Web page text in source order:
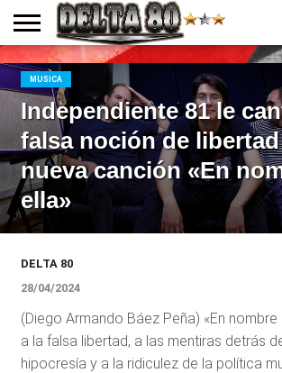
ENTREVISTAS
PREMIOS
PRODUCCIONES
PROGRAMACION
CONTACTO
HOMEPAGE
MUSICA
Independiente 81 le
falsa noción de
nueva canción «En
ella»
DELTA 80
28/04/2024
(Diego Armando Báez Peña) «En
a la falsa libertad, a las mentiras detrás
hipocresía y a la ridiculez de la política